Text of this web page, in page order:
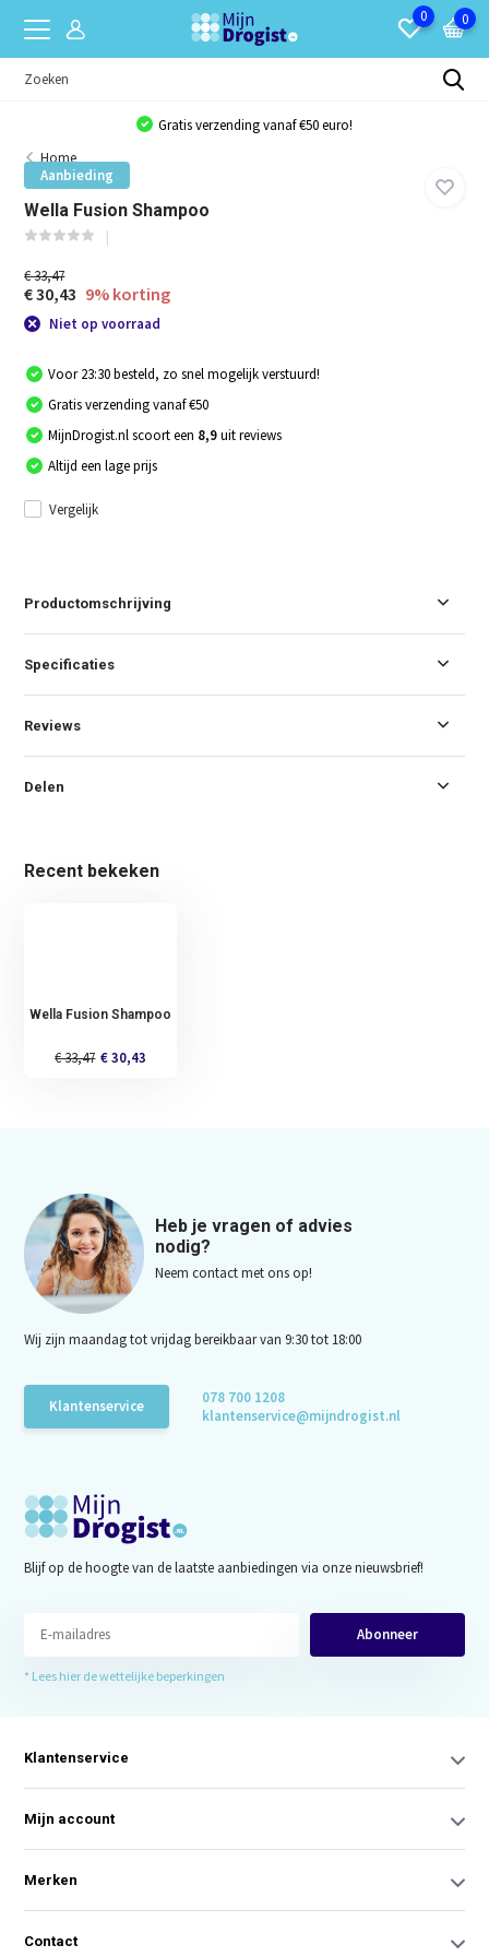
0 0
Gratis verzending vanaf €50 euro!
Home
Aanbieding
Wella Fusion Shampoo
€ 33,47
€ 30,43 9% korting
Niet op voorraad
Voor 23:30 besteld, zo snel mogelijk verstuurd!
Gratis verzending vanaf €50
MijnDrogist.nl scoort een 8,9uit reviews
Altijd een lage prijs
Vergelijk
Productomschrijving
Specificaties
Reviews
Delen
Recent bekeken
Wella Fusion Shampoo
€ 33,47 € 30,43
Heb je vragen of advies
nodig?
Neem contact met ons op!
Wij zijn maandag tot vrijdag bereikbaar van 9:30 tot 18:00
Klantenservice
078 700 1208
klantenservice@mijndrogist.nl
Blijf op de hoogte van de laatste aanbiedingen via onze nieuwsbrief!
Abonneer
* Lees hier de wettelijke beperkingen
Klantenservice
Mijn account
Merken
Contact